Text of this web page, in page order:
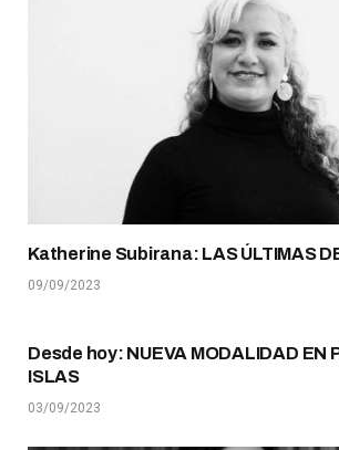
Katherine Subirana: LAS ÚLTIMAS
09/09/2023
Desde hoy: NUEVA MODALIDAD EN
ISLAS
03/09/2023